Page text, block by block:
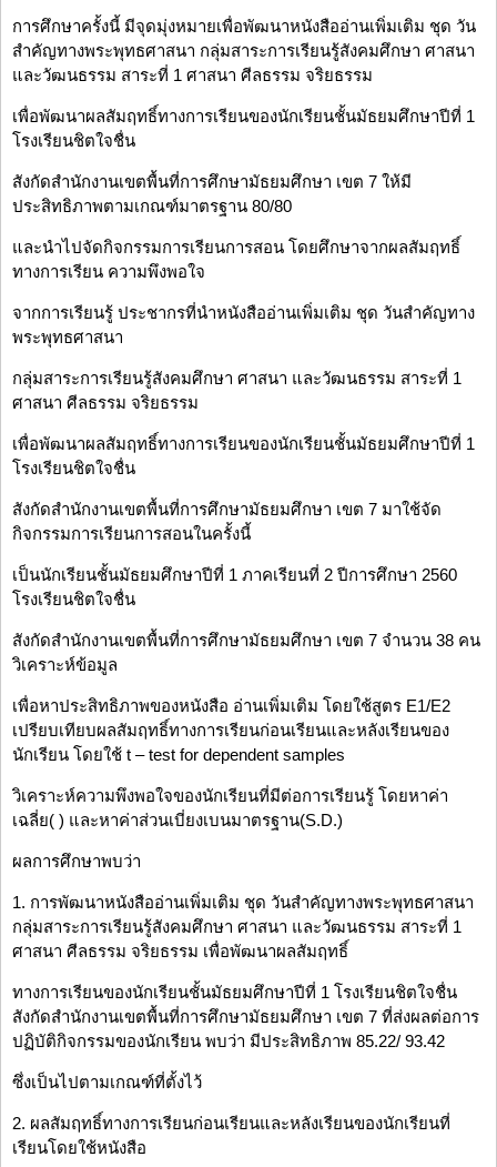
การศึกษาครั้งนี้ มีจุดมุ่งหมายเพื่อพัฒนาหนังสืออ่านเพิ่มเติม ชุด วัน
สำคัญทางพระพุทธศาสนา กลุ่มสาระการเรียนรู้สังคมศึกษา ศาสนา
และวัฒนธรรม สาระที่ 1 ศาสนา ศีลธรรม จริยธรรม
เพื่อพัฒนาผลสัมฤทธิ์ทางการเรียนของนักเรียนชั้นมัธยมศึกษาปีที่ 1
โรงเรียนชิตใจชื่น
สังกัดสำนักงานเขตพื้นที่การศึกษามัธยมศึกษา เขต 7 ให้มี
ประสิทธิภาพตามเกณฑ์มาตรฐาน 80/80
และนำไปจัดกิจกรรมการเรียนการสอน โดยศึกษาจากผลสัมฤทธิ์
ทางการเรียน ความพึงพอใจ
จากการเรียนรู้ ประชากรที่นำหนังสืออ่านเพิ่มเติม ชุด วันสำคัญทาง
พระพุทธศาสนา
กลุ่มสาระการเรียนรู้สังคมศึกษา ศาสนา และวัฒนธรรม สาระที่ 1
ศาสนา ศีลธรรม จริยธรรม
เพื่อพัฒนาผลสัมฤทธิ์ทางการเรียนของนักเรียนชั้นมัธยมศึกษาปีที่ 1
โรงเรียนชิตใจชื่น
สังกัดสำนักงานเขตพื้นที่การศึกษามัธยมศึกษา เขต 7 มาใช้จัด
กิจกรรมการเรียนการสอนในครั้งนี้
เป็นนักเรียนชั้นมัธยมศึกษาปีที่ 1 ภาคเรียนที่ 2 ปีการศึกษา 2560
โรงเรียนชิตใจชื่น
สังกัดสำนักงานเขตพื้นที่การศึกษามัธยมศึกษา เขต 7 จำนวน 38 คน
วิเคราะห์ข้อมูล
เพื่อหาประสิทธิภาพของหนังสือ อ่านเพิ่มเติม โดยใช้สูตร E1/E2
เปรียบเทียบผลสัมฤทธิ์ทางการเรียนก่อนเรียนและหลังเรียนของ
นักเรียน โดยใช้ t – test for dependent samples
วิเคราะห์ความพึงพอใจของนักเรียนที่มีต่อการเรียนรู้ โดยหาค่า
เฉลี่ย( ) และหาค่าส่วนเบี่ยงเบนมาตรฐาน(S.D.)
ผลการศึกษาพบว่า
1. การพัฒนาหนังสืออ่านเพิ่มเติม ชุด วันสำคัญทางพระพุทธศาสนา
กลุ่มสาระการเรียนรู้สังคมศึกษา ศาสนา และวัฒนธรรม สาระที่ 1
ศาสนา ศีลธรรม จริยธรรม เพื่อพัฒนาผลสัมฤทธิ์
ทางการเรียนของนักเรียนชั้นมัธยมศึกษาปีที่ 1 โรงเรียนชิตใจชื่น
สังกัดสำนักงานเขตพื้นที่การศึกษามัธยมศึกษา เขต 7 ที่ส่งผลต่อการ
ปฏิบัติกิจกรรมของนักเรียน พบว่า มีประสิทธิภาพ 85.22/ 93.42
ซึ่งเป็นไปตามเกณฑ์ที่ตั้งไว้
2. ผลสัมฤทธิ์ทางการเรียนก่อนเรียนและหลังเรียนของนักเรียนที่
เรียนโดยใช้หนังสือ